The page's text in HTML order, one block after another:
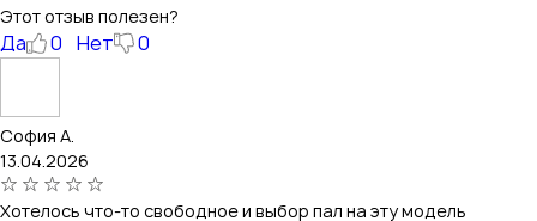
Этот отзыв полезен?
Да 0 Нет 0
София А.
13.04.2026
Хотелось что-то свободное и выбор пал на эту модель